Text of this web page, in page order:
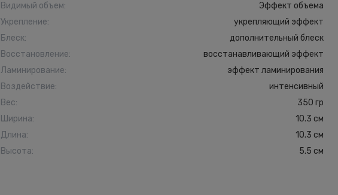
Видимый объем:
Эффект объема
Укрепление:
укрепляющий эффект
Блеск:
дополнительный блеск
Восстановление:
восстанавливающий эффект
Ламинирование:
эффект ламинирования
Воздействие:
интенсивный
Вес:
350 гр
Ширина:
10.3 см
Длина:
10.3 см
Высота: 5.5 см